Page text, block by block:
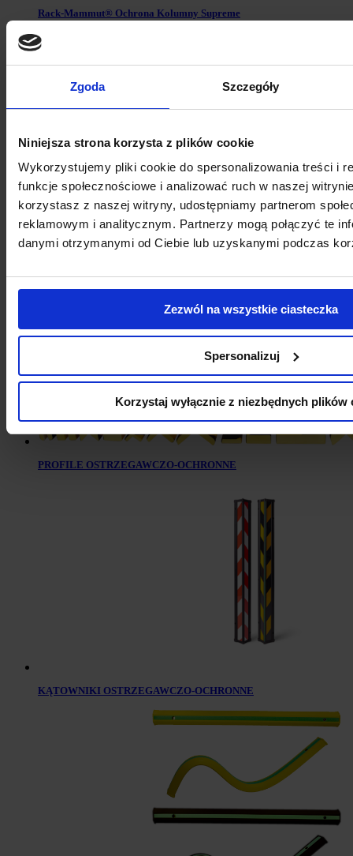
Zgoda Szczegóły
Niniejsza strona korzysta z plików cookie
Wykorzystujemy pliki cookie do spersonalizowania treści i
funkcje społecznościowe i analizować ruch w naszej
korzystasz z naszej witryny, udostępniamy partnerom
reklamowym i analitycznym. Partnerzy mogą połączyć te
danymi otrzymanymi od Ciebie lub uzyskanymi podczas
Zezwól na wszystkie ciasteczka
Spersonalizuj
Korzystaj wyłącznie z niezbędnych plików
Rack-Mammut® Ochrona Kolumny Supreme
Rack-Mammut® Ochrona Kolumny Universal
PROFILE OSTRZEGAWCZO-OCHRONNE
KĄTOWNIKI OSTRZEGAWCZO-OCHRONNE